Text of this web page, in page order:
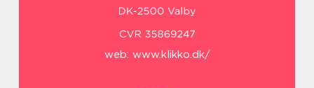
web: www.klikko.dk/